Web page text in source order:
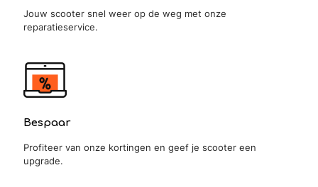
Jouw scooter snel weer op de weg met onze
reparatieservice.
Bespaar
Profiteer van onze kortingen en geef je scooter een
upgrade.